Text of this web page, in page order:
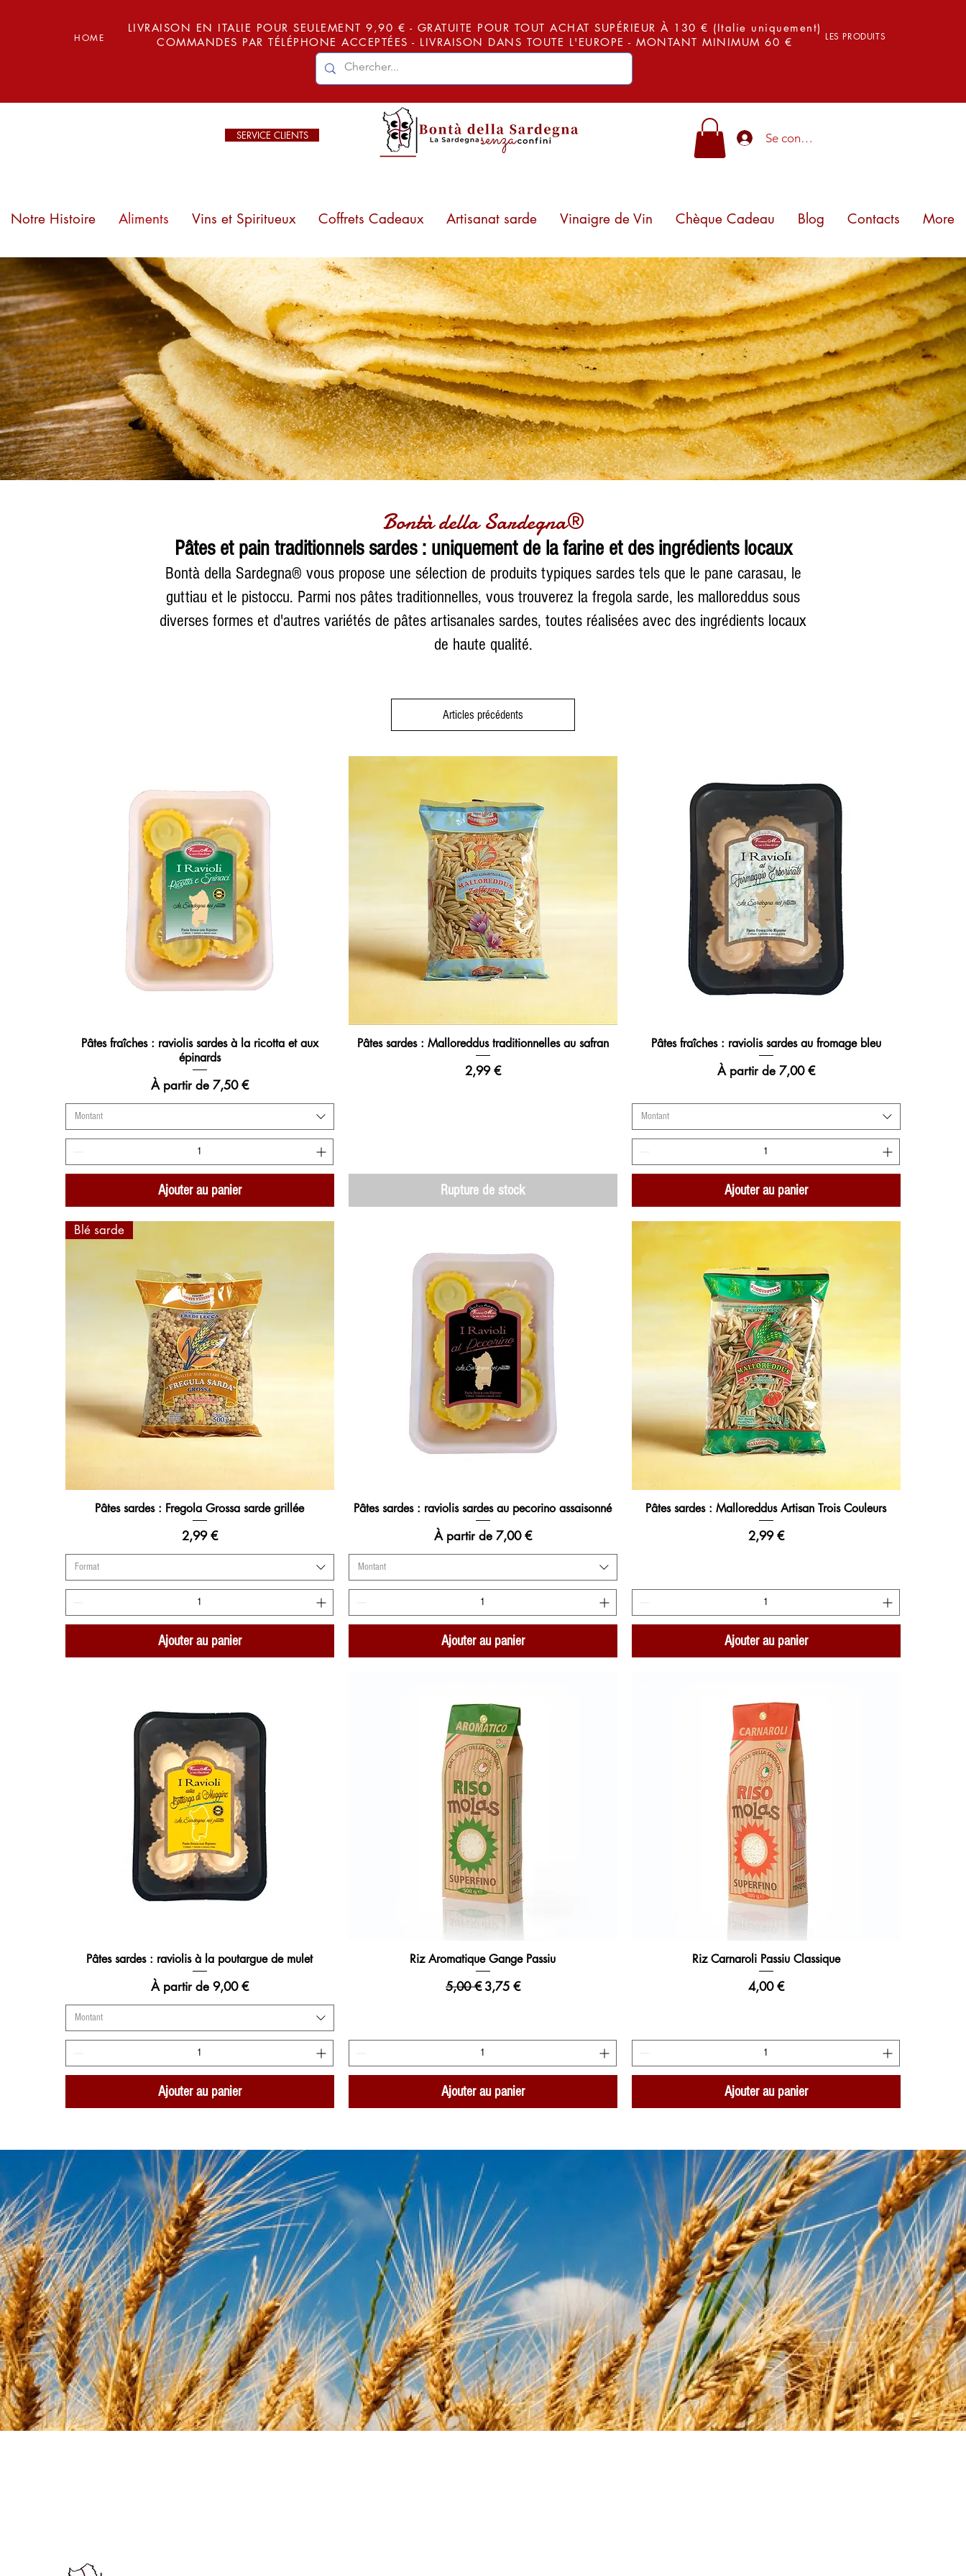
HOME
LIVRAISON EN ITALIE POUR SEULEMENT 9,90 € - GRATUITE POUR TOUT ACHAT SUPÉRIEUR À 130 € (Italie uniquement)
COMMANDES PAR TÉLÉPHONE ACCEPTÉES - LIVRAISON DANS TOUTE L'EUROPE - MONTANT MINIMUM 60 €
LES PRODUITS
SERVICE CLIENTS Se connecter
Notre Histoire Aliments Vins et Spiritueux Coffrets Cadeaux Artisanat sarde Vinaigre de Vin Chèque Cadeau Blog Contacts More
Bontà della Sardegna®
Pâtes et pain traditionnels sardes : uniquement de la farine et des ingrédients locaux
Bontà della Sardegna® vous propose une sélection de produits typiques sardes tels que le pane carasau, le
guttiau et le pistoccu. Parmi nos pâtes traditionnelles, vous trouverez la fregola sarde, les malloreddus sous
diverses formes et d'autres variétés de pâtes artisanales sardes, toutes réalisées avec des ingrédients locaux
de haute qualité.
Articles précédents
Aperçu rapide
Pâtes fraîches : raviolis sardes à la ricotta et aux
épinards
À partir de 7,50 €
Prix promotionnel
Montant
Ajouter au panier
Aperçu rapide
Pâtes sardes : Malloreddus traditionnelles au safran
Prix
2,99 €
Rupture de stock
Aperçu rapide
Pâtes fraîches : raviolis sardes au fromage bleu
À partir de 7,00 €
Prix promotionnel
Montant
Ajouter au panier
Aperçu rapide
Blé sarde
Pâtes sardes : Fregola Grossa sarde grillée
Prix
2,99 €
Format
Ajouter au panier
Aperçu rapide
Pâtes sardes : raviolis sardes au pecorino assaisonné
À partir de 7,00 €
Prix promotionnel
Montant
Ajouter au panier
Aperçu rapide
Pâtes sardes : Malloreddus Artisan Trois Couleurs
Prix
2,99 €
Ajouter au panier
Aperçu rapide
Pâtes sardes : raviolis à la poutargue de mulet
À partir de 9,00 €
Prix promotionnel
Montant
Ajouter au panier
Aperçu rapide
Riz Aromatique Gange Passiu
Prix original
5,00 € Prix promotionnel
3,75 €
Ajouter au panier
Aperçu rapide
Riz Carnaroli Passiu Classique
Prix
4,00 €
Ajouter au panier